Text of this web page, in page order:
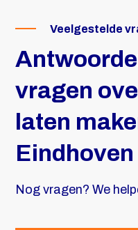
Veelgestelde
vragen
laten
Eindhoven
Nog vragen? We